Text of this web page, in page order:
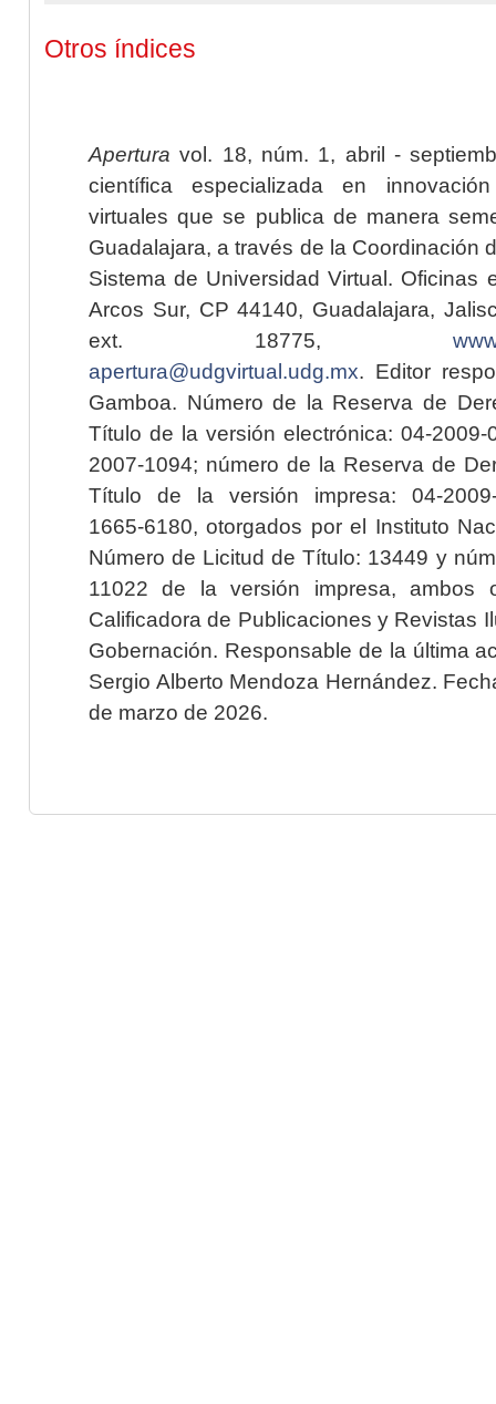
Otros índices
Apertura vol. 18, núm. 1, abril -
científica especializada en
virtuales que se publica de manera
Guadalajara, a través de la Coordinación
Sistema de Universidad Virtual. Oficinas
Arcos Sur, CP 44140, Guadalajara,
ext. 18775,
apertura@udgvirtual.udg.mx. Editor
Gamboa. Número de la Reserva de
Título de la versión electrónica: 04-2009-
2007-1094; número de la Reserva de
Título de la versión impresa: 04-2009-
1665-6180, otorgados por el Instituto
Número de Licitud de Título: 13449 y
11022 de la versión impresa, ambos
Calificadora de Publicaciones y Revistas
Gobernación. Responsable de la última
Sergio Alberto Mendoza Hernández.
de marzo de 2026.